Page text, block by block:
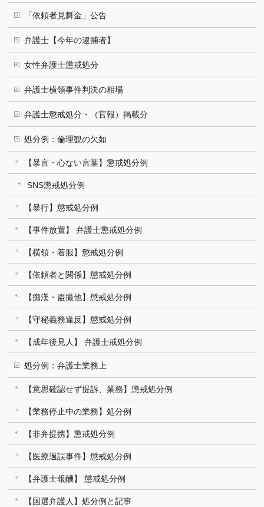
「依頼者見舞金」公告
弁護士【今年の逮捕者】
女性弁護士懲戒処分
弁護士横領事件判決の相場
弁護士懲戒処分・（官報）掲載分
処分例：倫理観の欠如
【暴言・心ない言葉】懲戒処分例
SNS懲戒処分例
【暴行】懲戒処分例
【事件放置】 弁護士懲戒処分例
【横領・着服】懲戒処分例
【依頼者と関係】懲戒処分例
【痴漢・盗撮他】懲戒処分例
【守秘義務違反】懲戒処分例
【成年後見人】 弁護士戒処分例
処分例：弁護士業務上
【意思確認せず提訴、業務】懲戒処分例
【業務停止中の業務】処分例
【非弁提携】懲戒処分例
【医療過誤事件】懲戒処分例
【弁護士報酬】 懲戒処分例
【国選弁護人】処分例と記事